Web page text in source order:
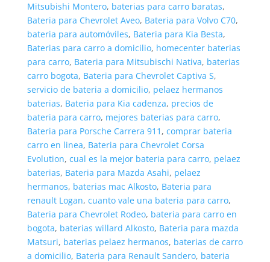
Mitsubishi Montero, baterias para carro baratas,
Bateria para Chevrolet Aveo, Bateria para Volvo C70,
bateria para automóviles, Bateria para Kia Besta,
Baterias para carro a domicilio, homecenter baterias
para carro, Bateria para Mitsubischi Nativa, baterias
carro bogota, Bateria para Chevrolet Captiva S,
servicio de bateria a domicilio, pelaez hermanos
baterias, Bateria para Kia cadenza, precios de
bateria para carro, mejores baterias para carro,
Bateria para Porsche Carrera 911 , comprar bateria
carro en linea, Bateria para Chevrolet Corsa
Evolution, cual es la mejor bateria para carro, pelaez
baterias, Bateria para Mazda Asahi, pelaez
hermanos, baterias mac Alkosto, Bateria para
renault Logan, cuanto vale una bateria para carro,
Bateria para Chevrolet Rodeo, bateria para carro en
bogota, baterias willard Alkosto, Bateria para mazda
Matsuri, baterias pelaez hermanos, baterias de carro
a domicilio, Bateria para Renault Sandero, bateria